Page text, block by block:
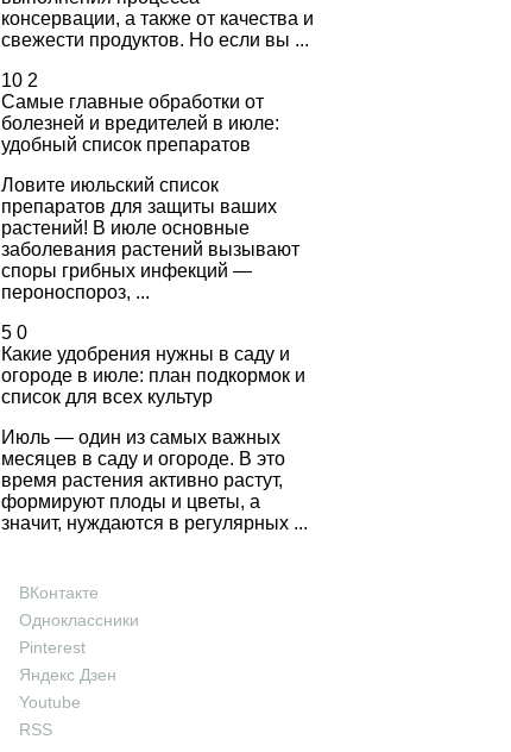
консервации, а также от качества и
свежести продуктов. Но если вы ...
10 2
Самые главные обработки от
болезней и вредителей в июле:
удобный список препаратов
Ловите июльский список
препаратов для защиты ваших
растений! В июле основные
заболевания растений вызывают
споры грибных инфекций —
пероноспороз, ...
5 0
Какие удобрения нужны в саду и
огороде в июле: план подкормок и
список для всех культур
Июль — один из самых важных
месяцев в саду и огороде. В это
время растения активно растут,
формируют плоды и цветы, а
значит, нуждаются в регулярных ...
ВКонтакте
Одноклассники
Pinterest
Яндекс Дзен
Youtube
RSS